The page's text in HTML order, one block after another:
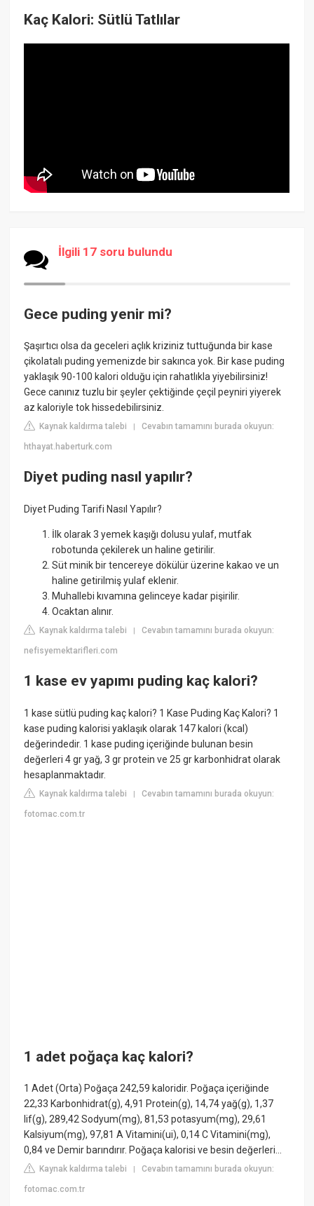
Kaç Kalori: Sütlü Tatlılar
İlgili 17 soru bulundu
Gece puding yenir mi?
Şaşırtıcı olsa da geceleri açlık kriziniz tuttuğunda bir kase
çikolatalı puding yemenizde bir sakınca yok. Bir kase puding
yaklaşık 90-100 kalori olduğu için rahatlıkla yiyebilirsiniz!
Gece canınız tuzlu bir şeyler çektiğinde çeçil peyniri yiyerek
az kaloriyle tok hissedebilirsiniz.
Kaynak kaldırma talebi |Cevabın tamamını burada okuyun:
hthayat.haberturk.com
Diyet puding nasıl yapılır?
Diyet Puding Tarifi Nasıl Yapılır?
İlk olarak 3 yemek kaşığı dolusu yulaf, mutfak
robotunda çekilerek un haline getirilir.
Süt minik bir tencereye dökülür üzerine kakao ve un
haline getirilmiş yulaf eklenir.
Muhallebi kıvamına gelinceye kadar pişirilir.
Ocaktan alınır.
Kaynak kaldırma talebi |Cevabın tamamını burada okuyun:
nefisyemektarifleri.com
1 kase ev yapımı puding kaç kalori?
1 kase sütlü puding kaç kalori? 1 Kase Puding Kaç Kalori? 1
kase puding kalorisi yaklaşık olarak 147 kalori (kcal)
değerindedir. 1 kase puding içeriğinde bulunan besin
değerleri 4 gr yağ, 3 gr protein ve 25 gr karbonhidrat olarak
hesaplanmaktadır.
Kaynak kaldırma talebi |Cevabın tamamını burada okuyun:
fotomac.com.tr
1 adet poğaça kaç kalori?
1 Adet (Orta) Poğaça 242,59 kaloridir. Poğaça içeriğinde
22,33 Karbonhidrat(g), 4,91 Protein(g), 14,74 yağ(g), 1,37
lif(g), 289,42 Sodyum(mg), 81,53 potasyum(mg), 29,61
Kalsiyum(mg), 97,81 A Vitamini(ui), 0,14 C Vitamini(mg),
0,84 ve Demir barındırır. Poğaça kalorisi ve besin değerleri…
Kaynak kaldırma talebi |Cevabın tamamını burada okuyun:
fotomac.com.tr